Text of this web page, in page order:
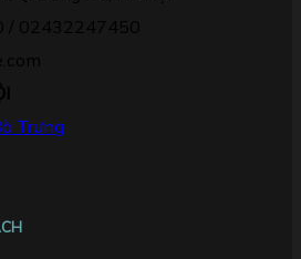
Trưng